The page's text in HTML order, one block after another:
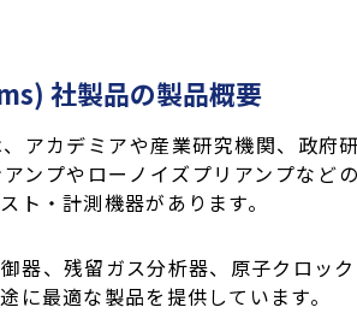
社製品の製品概要
アカデミアや産業研究機関、政府
ンプやローノイズプリアンプな
ト・計測機器があります。
器、残留ガス分析器、原子クロッ
に最適な製品を提供しています。